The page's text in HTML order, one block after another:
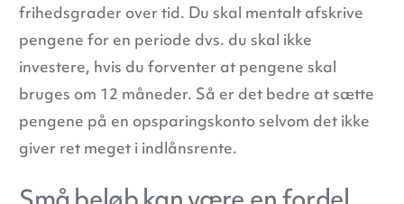
frihedsgrader over tid. Du skal mentalt afskrive
pengene for en periode dvs. du skal ikke
investere, hvis du forventer at pengene skal
bruges om 12 måneder. Så er det bedre at sætte
pengene på en opsparingskonto selvom det ikke
giver ret meget i indlånsrente.